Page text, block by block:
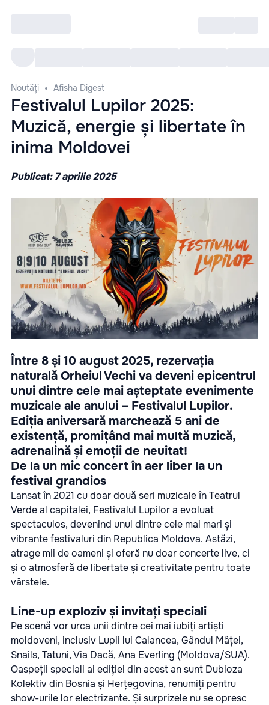
Noutăți Afisha Digest
Festivalul Lupilor 2025:
Muzică, energie și libertate în
inima Moldovei
Publicat: 7 aprilie 2025
Între 8 și 10 august 2025, rezervația
naturală Orheiul Vechi va deveni epicentrul
unui dintre cele mai așteptate evenimente
muzicale ale anului – Festivalul Lupilor.
Ediția aniversară marchează 5 ani de
existență, promițând mai multă muzică,
adrenalină și emoții de neuitat!
De la un mic concert în aer liber la un
festival grandios
Lansat în 2021 cu doar două seri muzicale în Teatrul
Verde al capitalei, Festivalul Lupilor a evoluat
spectaculos, devenind unul dintre cele mai mari și
vibrante festivaluri din Republica Moldova. Astăzi,
atrage mii de oameni și oferă nu doar concerte live, ci
și o atmosferă de libertate și creativitate pentru toate
vârstele.
Line-up exploziv și invitați speciali
Pe scenă vor urca unii dintre cei mai iubiți artiști
moldoveni, inclusiv Lupii lui Calancea, Gândul Mâței,
Snails, Tatuni, Via Dacă, Ana Everling (Moldova/SUA).
Oaspeții speciali ai ediției din acest an sunt Dubioza
Kolektiv din Bosnia și Herțegovina, renumiți pentru
show-urile lor electrizante. Și surprizele nu se opresc